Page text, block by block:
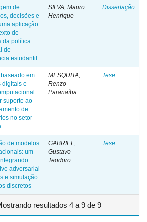
de
decisões e
aplicação
de
da política
de
estudantil
SILVA, Mauro
Henrique
Dissertação
em
digitais e
suporte ao
de
no setor
MESQUITA,
Renzo
Paranaíba
Tese
de modelos
um
adversarial
e simulação
discretos
GABRIEL,
Gustavo
Teodoro
Tese
resultados 4 a 9 de 9